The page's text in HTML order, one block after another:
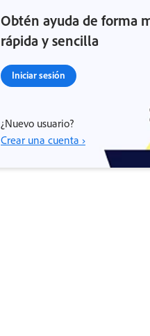
Obtén ayuda de forma
rápida y sencilla
Iniciar sesión
¿Nuevo usuario?
Crear una cuenta ›